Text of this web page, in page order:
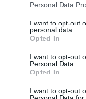
Personal Data
I want to opt-out
personal data.
Opted In
I want to opt-out
Personal Data.
Opted In
I want to opt-out
na začátku července
Kroměřížskou
slavnost
11.7.2016 12:27 |